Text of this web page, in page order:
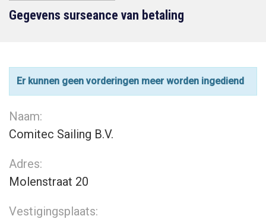
Gegevens surseance van betaling
Er kunnen geen vorderingen meer worden ingediend
Naam:
Comitec Sailing B.V.
Adres:
Molenstraat 20
Vestigingsplaats: